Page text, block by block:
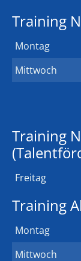
Training
Montag
Mittwoch
Training
Freitag
Training
Montag
Mittwoch